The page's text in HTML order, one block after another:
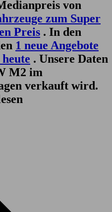
von
zum Super
Preis . In den
1 neue Angebote
heute . Unsere Daten
M2 im
verkauft wird.